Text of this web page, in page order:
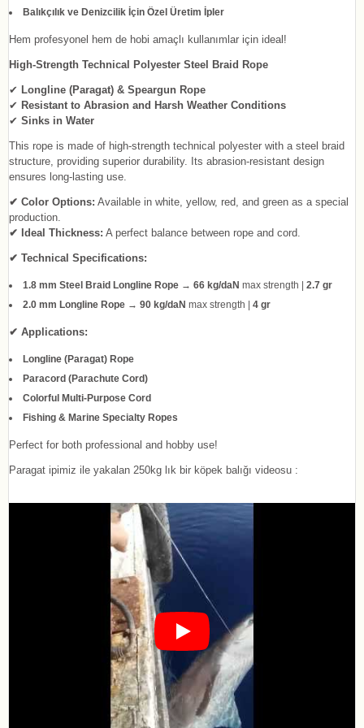
Balıkçılık ve Denizcilik İçin Özel Üretim İpler
Hem profesyonel hem de hobi amaçlı kullanımlar için ideal!
High-Strength Technical Polyester Steel Braid Rope
✔ Longline (Paragat) & Speargun Rope
✔ Resistant to Abrasion and Harsh Weather Conditions
✔ Sinks in Water
This rope is made of high-strength technical polyester with a steel braid
structure, providing superior durability. Its abrasion-resistant design
ensures long-lasting use.
✔ Color Options: Available in white, yellow, red, and green as a special
production.
✔ Ideal Thickness: A perfect balance between rope and cord.
✔ Technical Specifications:
1.8 mm Steel Braid Longline Rope → 66 kg/daN max strength | 2.7 gr
2.0 mm Longline Rope → 90 kg/daN max strength | 4 gr
✔ Applications:
Longline (Paragat) Rope
Paracord (Parachute Cord)
Colorful Multi-Purpose Cord
Fishing & Marine Specialty Ropes
Perfect for both professional and hobby use!
Paragat ipimiz ile yakalan 250kg lık bir köpek balığı videosu :